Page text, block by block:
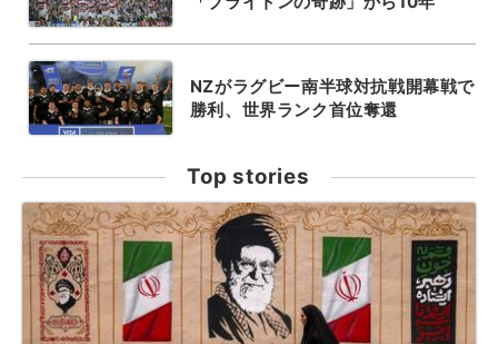
NZがラグビー南半球対抗戦開幕戦で
勝利、世界ランク首位奪還
Top stories